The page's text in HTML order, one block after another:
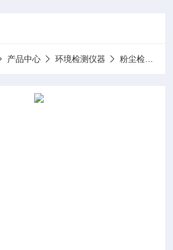
产品中心 环境检测仪器 粉尘检测仪